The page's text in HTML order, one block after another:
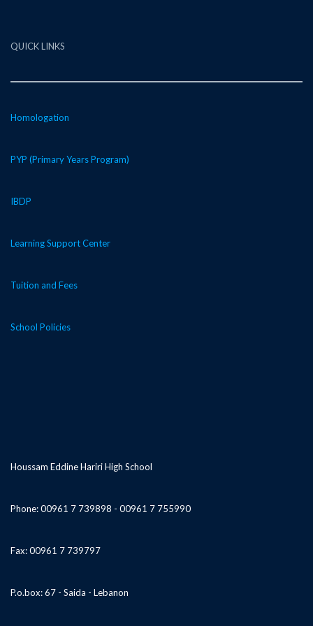
QUICK LINKS
Homologation
PYP (Primary Years Program)
IBDP
Learning Support Center
Tuition and Fees
School Policies
Houssam Eddine Hariri High School
Phone: 00961 7 739898 - 00961 7 755990
Fax: 00961 7 739797
P.o.box: 67 - Saida - Lebanon